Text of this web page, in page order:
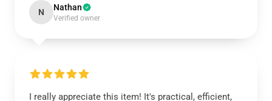
N Nathan
Verified owner
I really appreciate this item! It's practical, efficient,